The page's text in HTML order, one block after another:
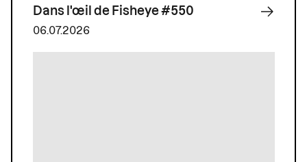
Dans l'œil de Fisheye #550
06.07.2026